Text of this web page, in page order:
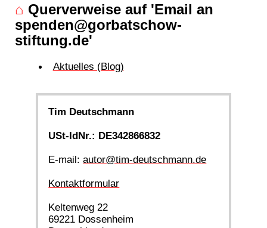
⌂ Querverweise auf 'Email an
spenden@gorbatschow-
stiftung.de'
Aktuelles (Blog)
Tim Deutschmann
USt-IdNr.: DE342866832
E-mail:autor@tim-deutschmann.de
Kontaktformular
Keltenweg 22
69221 Dossenheim